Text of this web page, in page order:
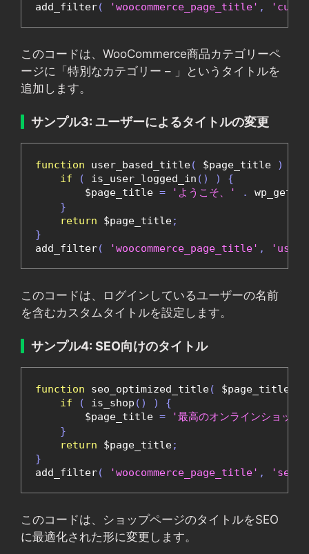
add_filter( 'woocommerce_page_title' ,
このコードは、WooCommerce商品カテゴリーペ
ージに「特別なカテゴリー – 」というタイトルを
追加します。
サンプル3: ユーザーによるタイトルの変更
function user_based_title( $page_title )
if
( is_user_logged_in () )
{
        $page_title
= 'ようこそ、' .
}
return $page_title;
}
add_filter( 'woocommerce_page_title' ,
このコードは、ログインしているユーザーの名前
を含むカスタムタイトルを設定します。
サンプル4: SEO向けのタイトル
function seo_optimized_title( $page_title
if
( is_shop () )
{
        $page_title
=
'最高のオンラインショッ
}
return $page_title;
}
add_filter( 'woocommerce_page_title' ,
このコードは、ショップページのタイトルをSEO
に最適化された形に変更します。